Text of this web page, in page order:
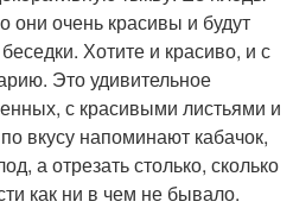
они очень красивы и будут
Хотите и красиво, и с
Это удивительное
с красивыми листьями и
вкусу напоминают кабачок,
а отрезать столько, сколько
как ни в чем не бывало.